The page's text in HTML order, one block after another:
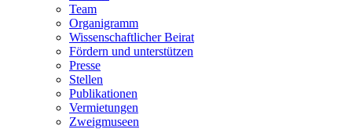
Team
Organigramm
Wissenschaftlicher Beirat
Fördern und unterstützen
Presse
Stellen
Publikationen
Vermietungen
Zweigmuseen